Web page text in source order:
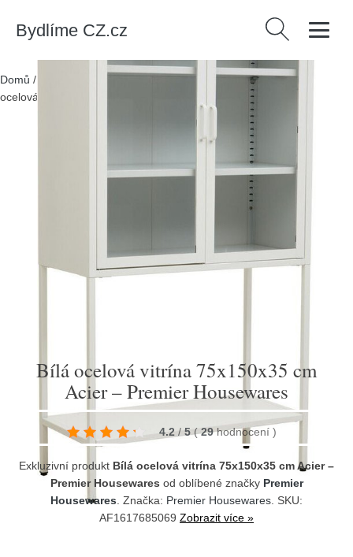
Bydlíme CZ.cz Vyhledávání
Domů / > Nábytek > Úložné prostory > Vitríny/Bílá
ocelová vitrína 75x150x35 cm Acier – Premier Housewares
Bílá ocelová vitrína 75x150x35 cm
Acier – Premier Housewares
4.2 / 5 ( 29 hodnocení )
Exkluzivní produkt Bílá ocelová vitrína 75x150x35 cm Acier –
Premier Housewares od oblíbené značky Premier
Housewares . Značka: Premier Housewares . SKU:
AF1617685069 Zobrazit více »